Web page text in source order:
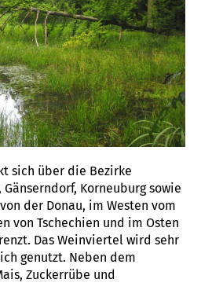
sich über die Bezirke
Korneuburg sowie
der Donau, im Westen vom
von Tschechien und im Osten
Das Weinviertel wird sehr
genutzt. Neben dem
Zuckerrübe und